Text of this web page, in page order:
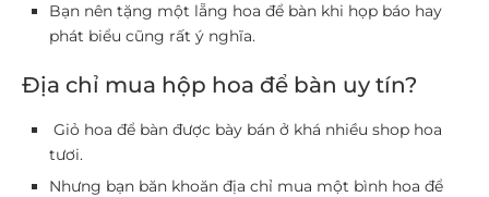
Bạn nên tặng một lẵng hoa để bàn khi họp báo hay
phát biểu cũng rất ý nghĩa.
Địa chỉ mua hộp hoa để bàn uy tín?
Giỏ hoa để bàn được bày bán ở khá nhiều shop hoa
tươi.
Nhưng bạn băn khoăn địa chỉ mua một bình hoa để